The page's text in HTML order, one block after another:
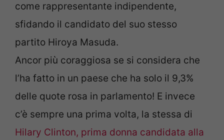
come rappresentante indipendente,
sfidando il candidato del suo stesso
partito Hiroya Masuda.
Ancor più coraggiosa se si considera che
l’ha fatto in un paese che ha solo il 9,3%
delle quote rosa in parlamento! E invece
c’è sempre una prima volta, la stessa di
Hilary Clinton, prima donna candidata alla